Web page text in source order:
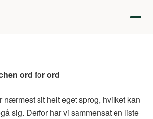
ord for ord
nærmest sit helt eget sprog, hvilket kan
sig. Derfor har vi sammensat en liste